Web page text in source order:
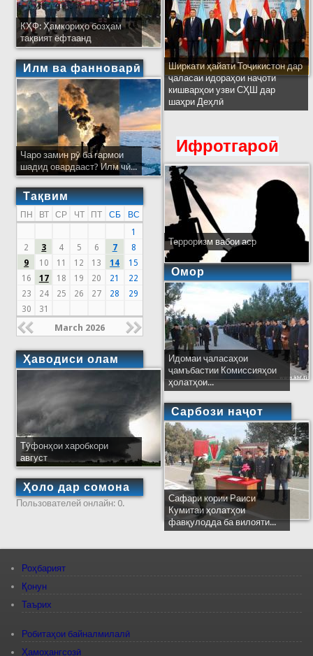
КҲФ: Ҳамкориҳо бозҳам
тақвият ёфтаанд
Илм ва фанноварӣ
Чаро замин рӯ ба гармои
шадид овардааст? Илм чӣ...
Тақвим
ПН ВТ СР ЧТ ПТ СБ
ВС
1
2
3 4 5 6 7
8
9
10 11 12 13 14
15
16
17 18 19 20 21
22
23
24 25 26 27 28
29
30
31
March 2026
Ҳаводиси олам
Тӯфонҳои харобкори
август
Ҳоло дар сомона
Пользователей онлайн: 0.
Ширкати ҳайати Тоҷикистон дар
ҷаласаи идораҳои наҷоти
кишварҳои узви СҲШ дар
шаҳри Деҳлӣ
Ифротгароӣ
Терроризм вабои аср
Омор
Идомаи ҷаласаҳои
ҷамъбастии Комиссияҳои
ҳолатҳои...
Сарбози наҷот
Сафари кории Раиси
Кумитаи ҳолатҳои
фавқулодда ба вилояти...
Роҳбарият
Қонун
Таърих
Робитаҳои байналмилалӣ
Ҳамоҳангсозӣ